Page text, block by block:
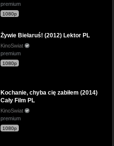
premium
1080p
Żywie Biełaruś! (2012) Lektor PL
KinoSwiat
premium
1080p
Kochanie, chyba cię zabiłem (2014)
Cały Film PL
KinoSwiat
premium
1080p